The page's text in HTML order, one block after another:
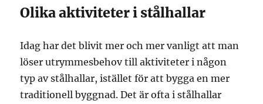
Olika aktiviteter i stålhallar
Idag har det blivit mer och mer vanligt att man
löser utrymmesbehov till aktiviteter i någon
typ av stålhallar, istället för att bygga en mer
traditionell byggnad. Det är ofta i stålhallar